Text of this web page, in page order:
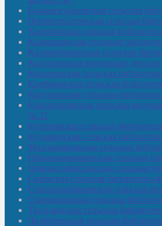
Большекуразовская сельская
Верхнетыхтемская сельская
Калегинская сельская
Калмашевская сельская
Калмиябашевская сельская
Калтасинская модельная
Кельтеевская сельская
Киебаковская сельская
Кокушевская сельская
Краснохолмская сельская
№ 21
Кутеремская сельская
Кучашевская сельская
Малокачаковская сельская
Нижнекачмашевская сельская
Новокильбахтинская сельская
Сазовская сельская
Староорьебашевская сельская
Старояшевская сельская
Тюльдинская сельская
Чилибеевская сельская